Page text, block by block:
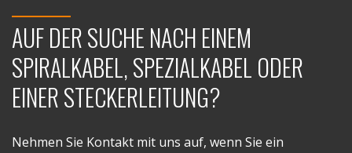
AUF DER SUCHE NACH EINEM
SPIRALKABEL, SPEZIALKABEL ODER
EINER STECKERLEITUNG?
Nehmen Sie Kontakt mit uns auf, wenn Sie ein